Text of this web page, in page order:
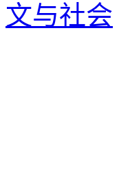
文与社会